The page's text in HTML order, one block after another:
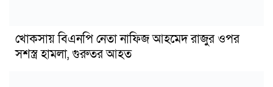
খোকসায় বিএনপি নেতা নাফিজ আহমেদ রাজুর ওপর
সশস্ত্র হামলা, গুরুতর আহত